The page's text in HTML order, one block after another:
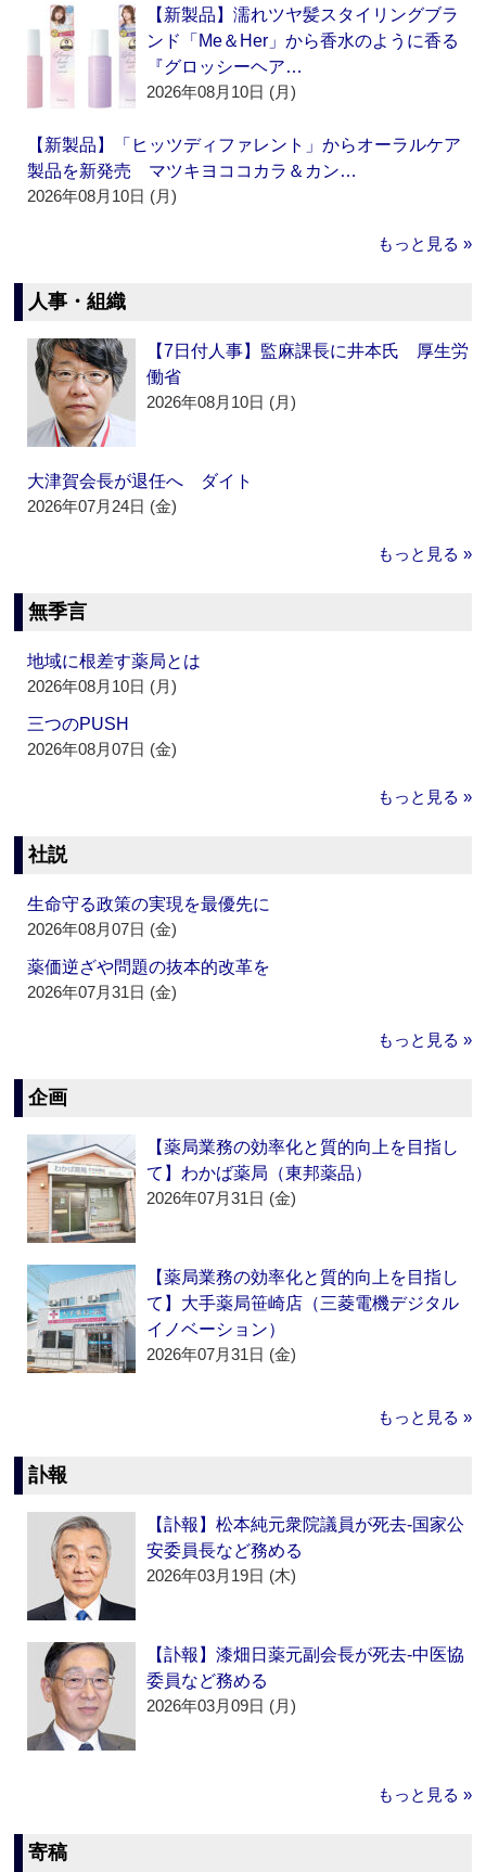
【新製品】濡れツヤ髪スタイリングブラ
ンド「Me＆Her」から香水のように香る
『グロッシーヘア…
2026年08月10日 (月)
【新製品】「ヒッツディファレント」からオーラルケア
製品を新発売 マツキヨココカラ＆カン…
2026年08月10日 (月)
もっと見る »
人事・組織
【7日付人事】監麻課長に井本氏 厚生労
働省
2026年08月10日 (月)
大津賀会長が退任へ ダイト
2026年07月24日 (金)
もっと見る »
無季言
地域に根差す薬局とは
2026年08月10日 (月)
三つのPUSH
2026年08月07日 (金)
もっと見る »
社説
生命守る政策の実現を最優先に
2026年08月07日 (金)
薬価逆ざや問題の抜本的改革を
2026年07月31日 (金)
もっと見る »
企画
【薬局業務の効率化と質的向上を目指し
て】わかば薬局（東邦薬品）
2026年07月31日 (金)
【薬局業務の効率化と質的向上を目指し
て】大手薬局笹崎店（三菱電機デジタル
イノベーション）
2026年07月31日 (金)
もっと見る »
訃報
【訃報】松本純元衆院議員が死去‐国家公
安委員長など務める
2026年03月19日 (木)
【訃報】漆畑日薬元副会長が死去‐中医協
委員など務める
2026年03月09日 (月)
もっと見る »
寄稿